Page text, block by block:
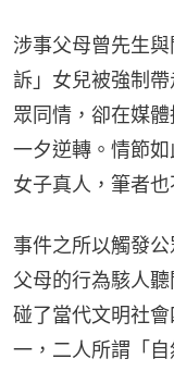
涉事父母曾先生
訴」女兒被強制
眾同情，卻在媒
一夕逆轉。情節
女子真人，筆者
事件之所以觸發
父母的行為駭人
碰了當代文明社
一，二人所謂「